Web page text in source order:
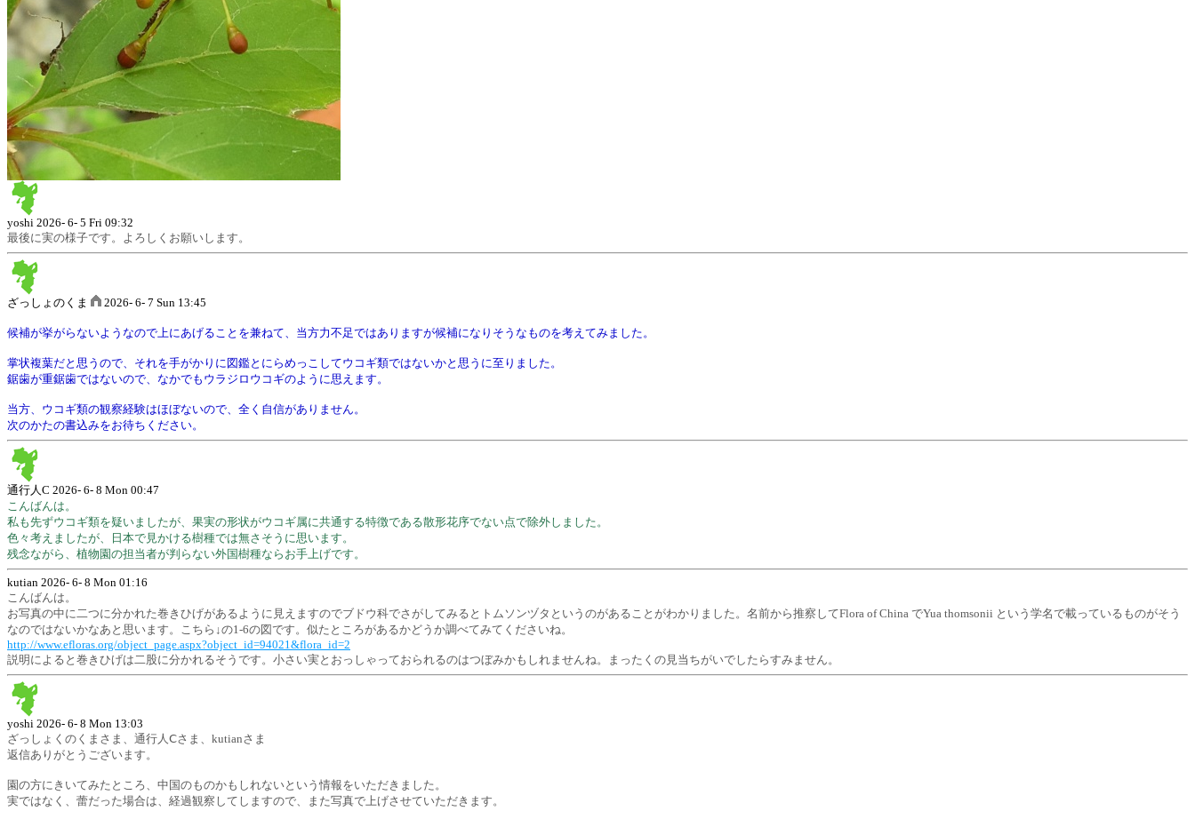
yoshi 2026- 6- 5 Fri 09:32
最後に実の様子です。よろしくお願いします。
ざっしょのくま 2026- 6- 7 Sun 13:45
候補が挙がらないようなので上にあげることを兼ねて、当方力不足ではありますが候補になりそうなものを考えてみました。
掌状複葉だと思うので、それを手がかりに図鑑とにらめっこしてウコギ類ではないかと思うに至りました。
鋸歯が重鋸歯ではないので、なかでもウラジロウコギのように思えます。
当方、ウコギ類の観察経験はほぼないので、全く自信がありません。
次のかたの書込みをお待ちください。
通行人C 2026- 6- 8 Mon 00:47
こんばんは。
私も先ずウコギ類を疑いましたが、果実の形状がウコギ属に共通する特徴である散形花序でない点で除外しました。
色々考えましたが、日本で見かける樹種では無さそうに思います。
残念ながら、植物園の担当者が判らない外国樹種ならお手上げです。
kutian 2026- 6- 8 Mon 01:16
こんばんは。
お写真の中に二つに分かれた巻きひげがあるように見えますのでブドウ科でさがしてみるとトムソンヅタというのがあることがわかりました。名前から推察してFlora of China でYua thomsonii という学名で載っているものがそう
なのではないかなあと思います。こちら↓の1-6の図です。似たところがあるかどうか調べてみてくださいね。
http://www.efloras.org/object_page.aspx?object_id=94021&flora_id=2
説明によると巻きひげは二股に分かれるそうです。小さい実とおっしゃっておられるのはつぼみかもしれませんね。まったくの見当ちがいでしたらすみません。
yoshi 2026- 6- 8 Mon 13:03
ざっしょくのくまさま、通行人Ⅽさま、kutianさま
返信ありがとうございます。
園の方にきいてみたところ、中国のものかもしれないという情報をいただきました。
実ではなく、蕾だった場合は、経過観察してしますので、また写真で上げさせていただきます。